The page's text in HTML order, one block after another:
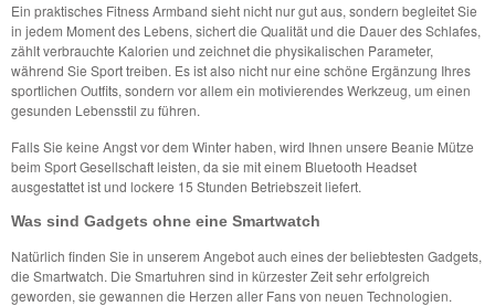
Ein praktisches Fitness Armband sieht nicht nur gut aus, sondern begleitet Sie
in jedem Moment des Lebens, sichert die Qualität und die Dauer des Schlafes,
zählt verbrauchte Kalorien und zeichnet die physikalischen Parameter,
während Sie Sport treiben. Es ist also nicht nur eine schöne Ergänzung Ihres
sportlichen Outfits, sondern vor allem ein motivierendes Werkzeug, um einen
gesunden Lebensstil zu führen.
Falls Sie keine Angst vor dem Winter haben, wird Ihnen unsere Beanie Mütze
beim Sport Gesellschaft leisten, da sie mit einem Bluetooth Headset
ausgestattet ist und lockere 15 Stunden Betriebszeit liefert.
Was sind Gadgets ohne eine Smartwatch
Natürlich finden Sie in unserem Angebot auch eines der beliebtesten Gadgets,
die Smartwatch. Die Smartuhren sind in kürzester Zeit sehr erfolgreich
geworden, sie gewannen die Herzen aller Fans von neuen Technologien.